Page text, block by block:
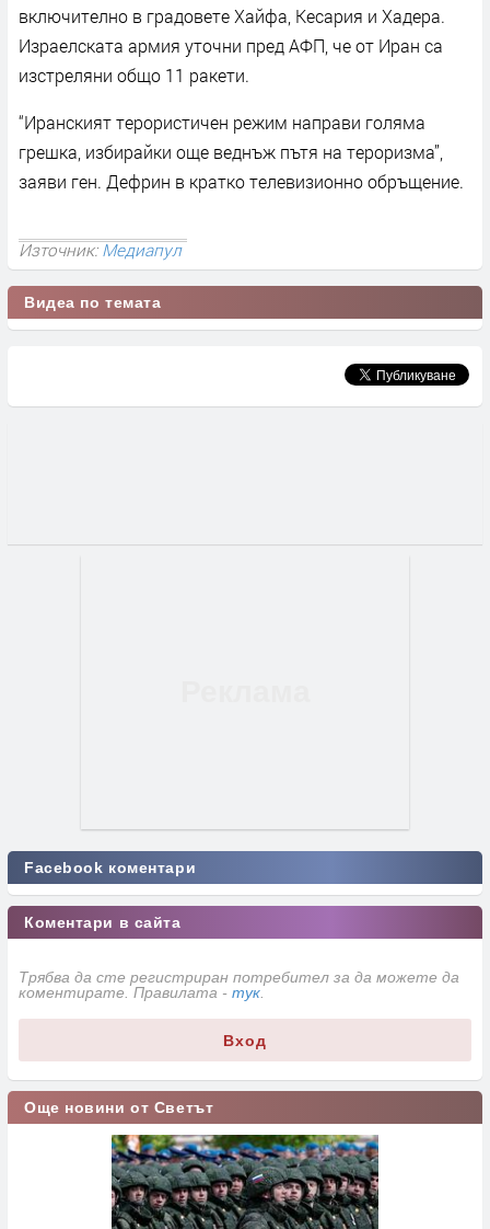
включително в градовете Хайфа, Кесария и Хадера.
Израелската армия уточни пред АФП, че от Иран са
изстреляни общо 11 ракети.
“Иранският терористичен режим направи голяма
грешка, избирайки още веднъж пътя на тероризма”,
заяви ген. Дефрин в кратко телевизионно обръщение.
Източник:Медиапул
Видеа по темата
Facebook коментари
Коментари в сайта
Трябва да сте регистриран потребител за да можете да
коментирате. Правилата - тук
Вход
Още новини от Светът